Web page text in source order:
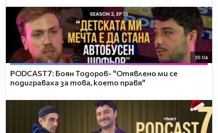
55:04
PODCAST7: ‪Боян Тодоров- "Отявлено ми се
подиграваха за това, което правя"